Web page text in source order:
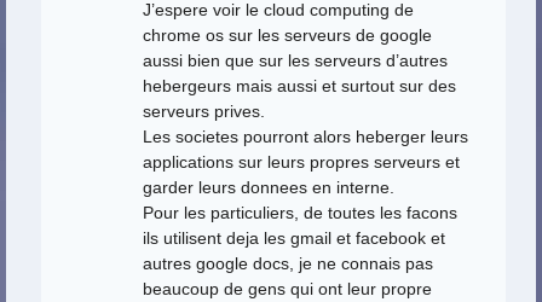
J’espere voir le cloud computing de
chrome os sur les serveurs de google
aussi bien que sur les serveurs d’autres
hebergeurs mais aussi et surtout sur des
serveurs prives.
Les societes pourront alors heberger leurs
applications sur leurs propres serveurs et
garder leurs donnees en interne.
Pour les particuliers, de toutes les facons
ils utilisent deja les gmail et facebook et
autres google docs, je ne connais pas
beaucoup de gens qui ont leur propre